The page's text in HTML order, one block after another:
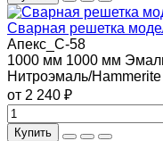
Сварная решетка
Апекс_С-58
1000 мм 1000 мм
Нитроэмаль/Hammerite
от 2 240 ₽
Купить